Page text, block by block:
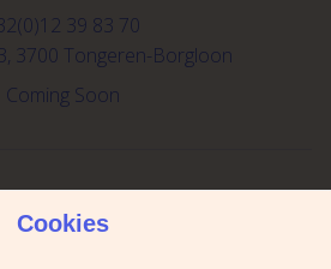
39 83 70
3700 Tongeren-Borgloon
Coming Soon
Cookies